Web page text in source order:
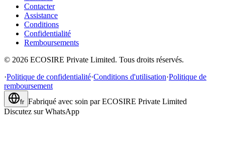
Contacter
Assistance
Conditions
Confidentialité
Remboursements
© 2026 ECOSIRE Private Limited. Tous droits réservés.
·Politique de confidentialité·Conditions d'utilisation·Politique de
remboursement
fr Fabriqué avec soin par ECOSIRE Private Limited
Discutez sur WhatsApp